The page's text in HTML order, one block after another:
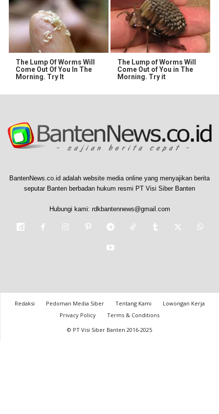
The Lump Of Worms Will
Come Out Of You In The
Morning. Try It
The Lump of Worms Will
Come Out of You in The
Morning. Try it
BantenNews.co.id adalah website media online yang menyajikan berita
seputar Banten berbadan hukum resmi PT Visi Siber Banten
Hubungi kami: rdkbantennews@gmail.com
Redaksi Pedoman Media Siber Tentang Kami
Lowongan Kerja
Privacy Policy
Terms & Conditions
© PT Visi Siber Banten 2016-2025